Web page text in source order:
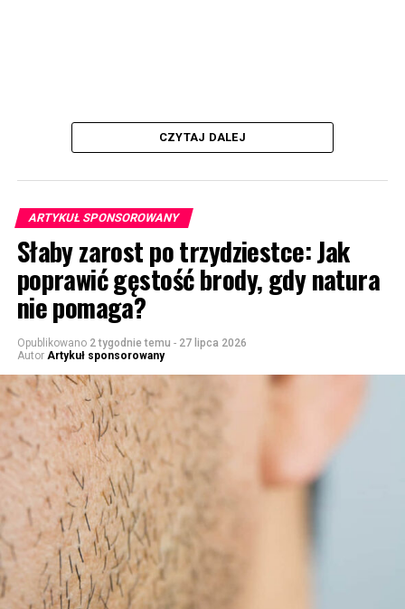
CZYTAJ DALEJ
ARTYKUŁ SPONSOROWANY
Słaby zarost po trzydziestce: Jak
poprawić gęstość brody, gdy natura
nie pomaga?
Opublikowano 2 tygodnie temu - 27 lipca 2026
Autor Artykuł sponsorowany